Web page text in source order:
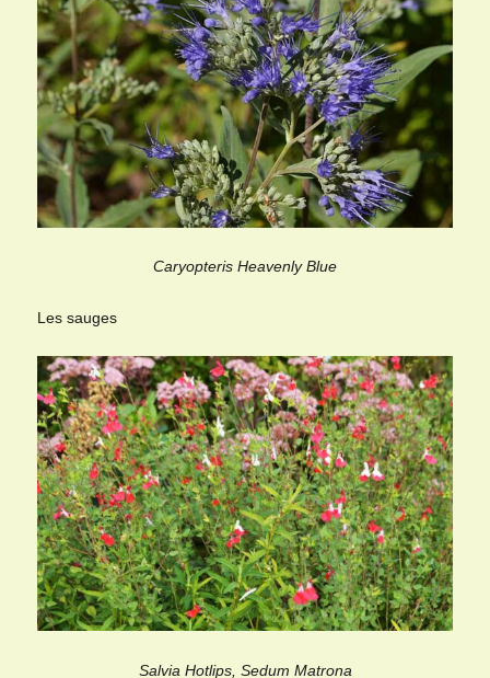
Caryopteris Heavenly Blue
Les sauges
Salvia Hotlips, Sedum Matrona